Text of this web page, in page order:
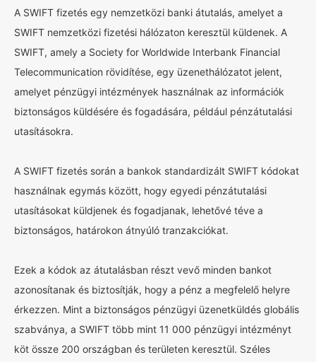
A SWIFT fizetés egy nemzetközi banki átutalás, amelyet a
SWIFT nemzetközi fizetési hálózaton keresztül küldenek. A
SWIFT, amely a Society for Worldwide Interbank Financial
Telecommunication rövidítése, egy üzenethálózatot jelent,
amelyet pénzügyi intézmények használnak az információk
biztonságos küldésére és fogadására, például pénzátutalási
utasításokra.
A SWIFT fizetés során a bankok standardizált SWIFT kódokat
használnak egymás között, hogy egyedi pénzátutalási
utasításokat küldjenek és fogadjanak, lehetővé téve a
biztonságos, határokon átnyúló tranzakciókat.
Ezek a kódok az átutalásban részt vevő minden bankot
azonosítanak és biztosítják, hogy a pénz a megfelelő helyre
érkezzen. Mint a biztonságos pénzügyi üzenetküldés globális
szabványa, a SWIFT több mint 11 000 pénzügyi intézményt
köt össze 200 országban és területen keresztül. Széles